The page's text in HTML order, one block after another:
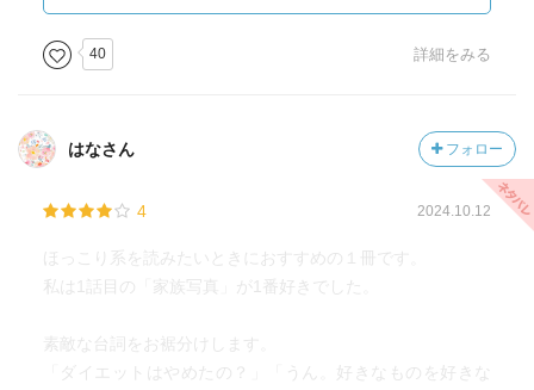
では・・と思いました。
因みに、社会不適合者（汗）の私からすると、朱音さんの
嫌な仕事に対しての気持ちの割り切り方とか、上司のセク
と思いますけどね～。（これぞ社会適合者って感じです）
このような様々な想いを抱えた人達がほっとできる居場
所・・
40 詳細をみる
はなさん フォロー
4 2024.10.12
ほっこり系を読みたいときにおすすめの１冊です。
私は1話目の「家族写真」が1番好きでした。
素敵な台詞をお裾分けします。
「ダイエットはやめたの？」「うん。好きなものを好きな